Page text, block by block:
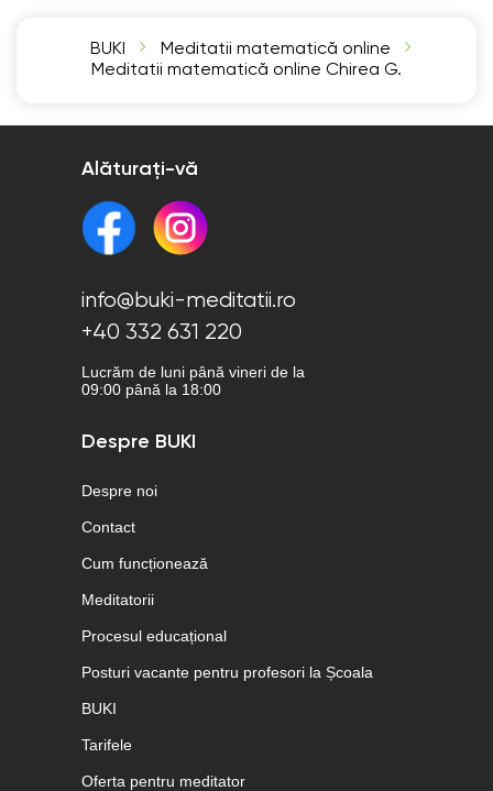
BUKI
Meditatii matematică online
Meditatii matematică online Chirea G.
Alăturați-vă
info@buki-meditatii.ro
+40 332 631 220
Lucrăm de luni până vineri de la
09:00 până la 18:00
Despre BUKI
Despre noi
Contact
Cum funcționează
Meditatorii
Procesul educațional
Posturi vacante pentru profesori la Școala
BUKI
Tarifele
Oferta pentru meditator